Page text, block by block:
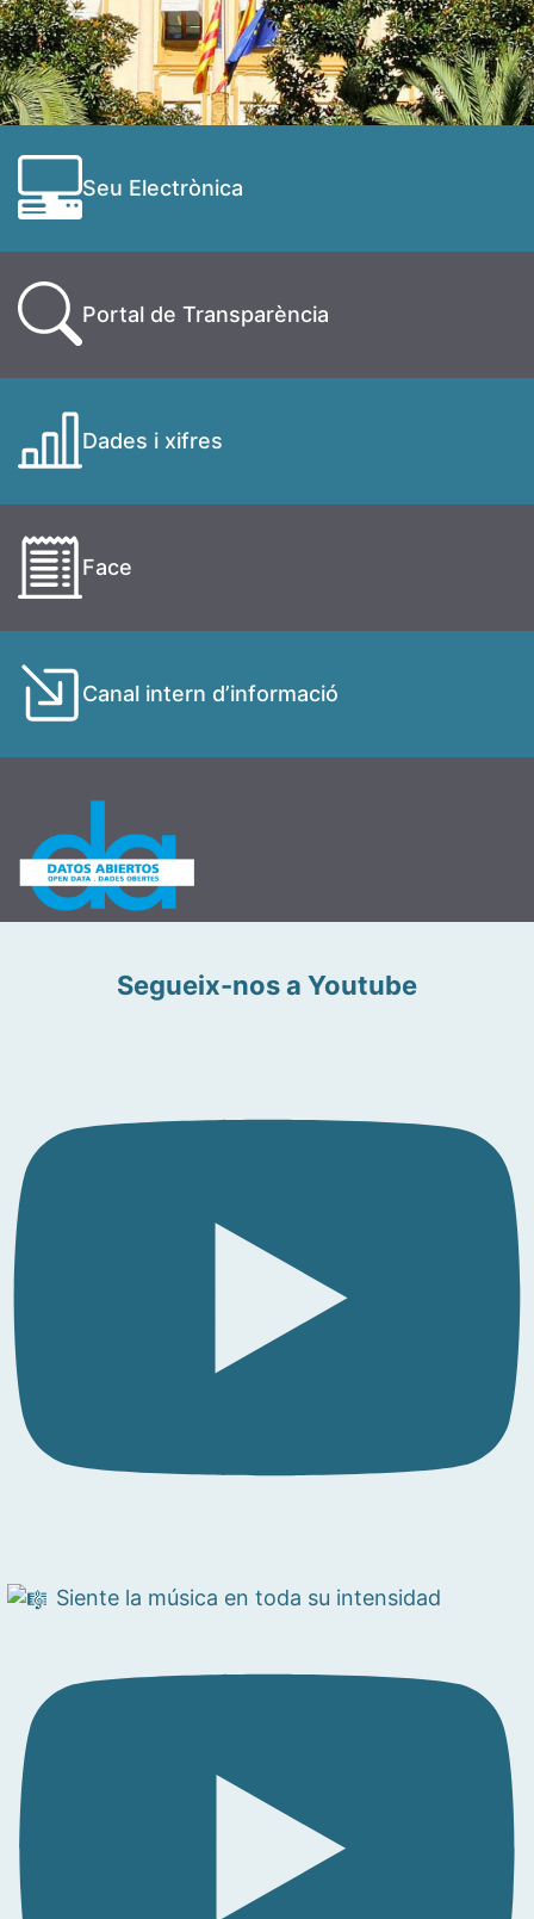
Seu Electrònica
Portal de Transparència
Dades i xifres
Face
Canal intern d’informació
Segueix-nos a Youtube
Siente la música en toda su intensidad